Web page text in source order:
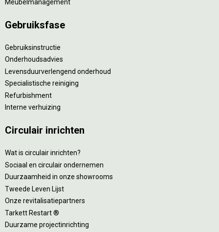
Meubelmanagement
Gebruiksfase
Gebruiksinstructie
Onderhoudsadvies
Levensduurverlengend onderhoud
Specialistische reiniging
Refurbishment
Interne verhuizing
Circulair inrichten
Wat is circulair inrichten?
Sociaal en circulair ondernemen
Duurzaamheid in onze showrooms
Tweede Leven Lijst
Onze revitalisatiepartners
Tarkett Restart ®
Duurzame projectinrichting